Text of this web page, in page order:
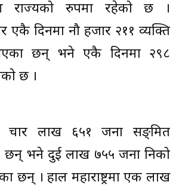
राज्यको रुपमा रहेको छ ।
एकै दिनमा नौ हजार २११ व्यक्ति
छन् भने एकै दिनमा २९८
छ ।
चार लाख ६५१ जना सङ्क्रमित
छन् भने दुई लाख ७५५ जना निको
छन् । हाल महाराष्ट्रमा एक लाख